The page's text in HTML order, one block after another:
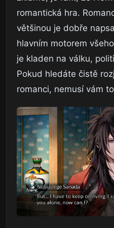
romantická hra.
většinou je dobře
hlavním motorem
je kladen na válku,
Pokud hledáte čistě
romanci, nemusí vám